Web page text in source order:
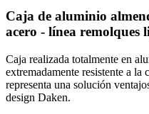
Caja de aluminio
acero - línea remolques
Caja realizada totalmente en
extremadamente resistente a
representa una solución
design Daken.